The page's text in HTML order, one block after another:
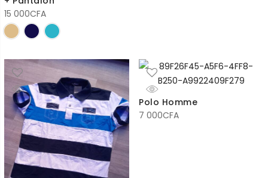
15 000CFA
Polo Homme
7 000CFA